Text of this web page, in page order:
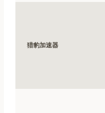
猎豹加速器